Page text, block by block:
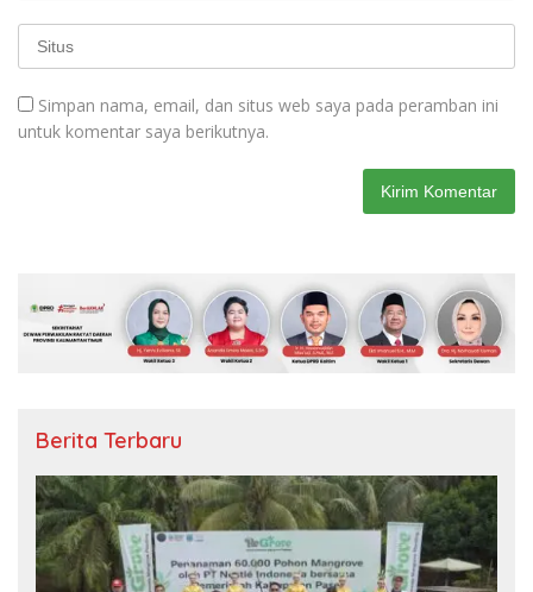
Simpan nama, email, dan situs web saya pada peramban ini
untuk komentar saya berikutnya.
Berita Terbaru